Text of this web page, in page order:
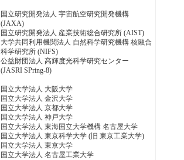
国立研究開発法人 宇宙航空研究開発機構
(JAXA)
国立研究開発法人 産業技術総合研究所 (AIST)
大学共同利用機関法人 自然科学研究機構 核融合
科学研究所 (NIFS)
公益財団法人 高輝度光科学研究センター
(JASRI SPring-8)
国立大学法人 大阪大学
国立大学法人 金沢大学
国立大学法人 京都大学
国立大学法人 神戸大学
国立大学法人 東海国立大学機構 名古屋大学
国立大学法人 東京科学大学 (旧 東京工業大学)
国立大学法人 東京大学
国立大学法人 名古屋工業大学